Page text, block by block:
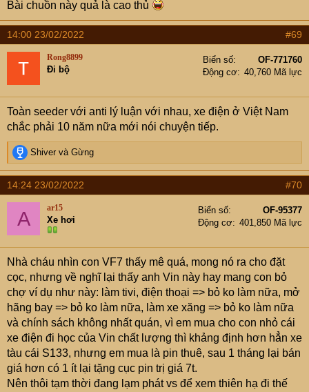
Bài chuồn này quả là cao thủ
14:00 23/02/2022 #69
Rong8899
Đi bộ
Biển số
OF-771760
Động cơ
40,760 Mã lực
Toàn seeder với anti lý luận với nhau, xe điện ở Việt Nam
chắc phải 10 năm nữa mới nói chuyện tiếp.
R
e
a
c
t
o
n
s
:
Shiver và Gừng
14:24 23/02/2022 #70
A ar15
Xe hơi
Biển số
OF-95377
Động cơ
401,850 Mã lực
Nhà cháu nhìn con VF7 thấy mê quá, mong nó ra cho đặt
cọc, nhưng về nghĩ lại thấy anh Vin này hay mang con bỏ
chợ ví dụ như này: làm tivi, điện thoại => bỏ ko làm nữa, mở
hãng bay => bỏ ko làm nữa, làm xe xăng => bỏ ko làm nữa
và chính sách không nhất quán, vì em mua cho con nhỏ cái
xe điện đi học của Vin chất lượng thì khảng định hơn hẳn xe
tàu cái S133, nhưng em mua là pin thuê, sau 1 tháng lại bán
giá hơn có 1 ít lại tặng cục pin trị giá 7t.
Nên thôi tạm thời đang lạm phát vs để xem thiên hạ đi thế